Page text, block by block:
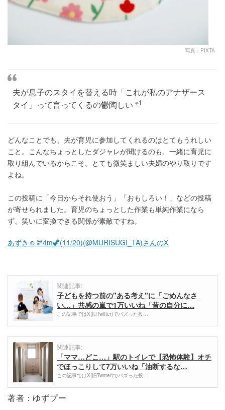
写真：PIXTA
夫が息子のスタイを替える時「これが私のアナザース
タイ」って言ってくるの鬱陶しい ※1
どんなことでも、夫が育児に参加してくれるのはとてもうれしい
こと。こんなちょっとしたダジャレが聞けるのも、一緒に育児に
取り組んでいるからこそ。とても微笑ましい夫婦のやり取りです
よね。
この投稿に「今日からそれ使おう」「おもしろい！」などの投稿
が寄せられました。育児のちょっとした作業も単純作業になら
ず、笑いに変換できる関係が素敵ですね。
あずき☺︎🫘4m🦖(11/20)(@MURISUGI_TA)さんのX
関連記事:
子どもを持つ前の"ある考え"に「ごめんなさ
い…」共感の嵐で1万いいね「昔の自分に…
この記事ではX(旧Twitter)でバズった投…
関連記事:
「ママ…どこ…」駅のトイレで【恐怖体験】オチ
でほっこりして7万いいね「油断するな…
この記事ではX(旧Twitter)でバズった投…
著者：ゆずプー